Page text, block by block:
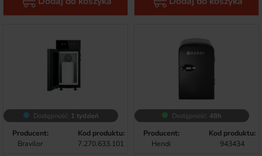
Dostępność: 1 tydzień
Producent:
Bravilor
Kod produktu:
7.270.633.101
Dostępność: 48h
Producent:
Hendi
Kod produktu:
943434